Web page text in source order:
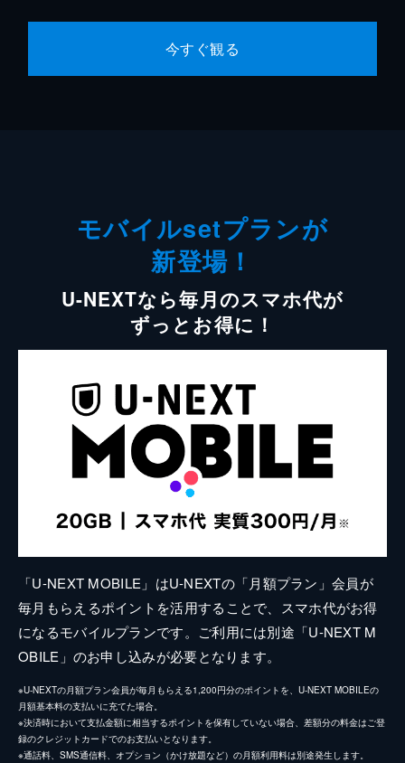
今すぐ観る
モバイルsetプランが
新登場！
U-NEXTなら毎月のスマホ代が
ずっとお得に！
「U-NEXT MOBILE」はU-NEXTの「月額プラン」会員が
毎月もらえるポイントを活用することで、スマホ代がお得
になるモバイルプランです。ご利用には別途「U-NEXT M
OBILE」のお申し込みが必要となります。
※U-NEXTの月額プラン会員が毎月もらえる1,200円分のポイントを、U-NEXT MOBILEの
月額基本料の支払いに充てた場合。
※決済時において支払金額に相当するポイントを保有していない場合、差額分の料金はご登
録のクレジットカードでのお支払いとなります。
※通話料、SMS通信料、オプション（かけ放題など）の月額利用料は別途発生します。